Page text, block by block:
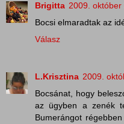
Brigitta 2009. október
Bocsi elmaradtak az
Válasz
L.Krisztina 2009.
Bocsánat, hogy
az ügyben a zenék
Bumerángot